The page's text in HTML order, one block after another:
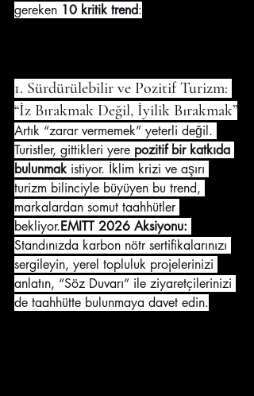
gereken 10 kritik trend:
1. Sürdürülebilir ve Pozitif Turizm:
“İz Bırakmak Değil, İyilik Bırakmak”
Artık “zarar vermemek” yeterli değil.
Turistler, gittikleri yere pozitif bir katkıda
bulunmak istiyor. İklim krizi ve aşırı
turizm bilinciyle büyüyen bu trend,
markalardan somut taahhütler
bekliyor.EMITT 2026 Aksiyonu:
Standınızda karbon nötr sertifikalarınızı
sergileyin, yerel topluluk projelerinizi
anlatın, “Söz Duvarı” ile ziyaretçilerinizi
de taahhütte bulunmaya davet edin.